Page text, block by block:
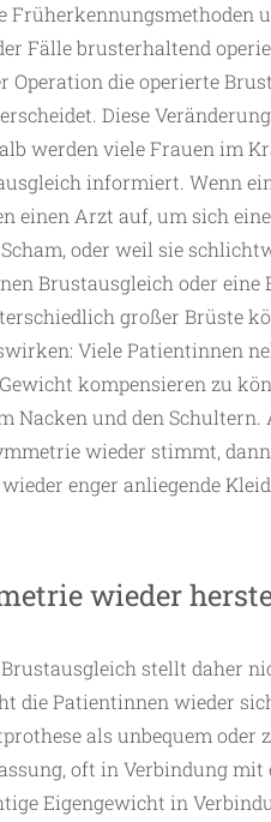
Früherkennungsmethoden
Fälle brusterhaltend
Operation die operierte
Diese
werden viele Frauen im
informiert. Wenn
einen Arzt auf, um sich
oder weil sie
Brustausgleich oder
großer Brüste
Viele Patientinnen
kompensieren zu
Nacken und den Schultern.
wieder stimmt,
enger anliegende
wieder
stellt daher
die Patientinnen wieder
als unbequem oder
oft in Verbindung mit
Eigengewicht in